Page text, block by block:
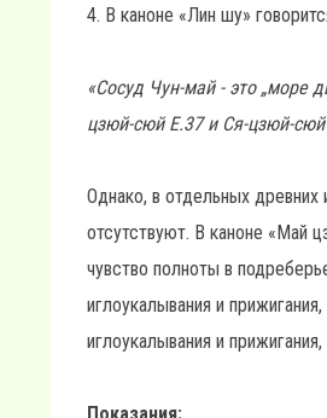
4. В каноне «Лин шу»
«Сосуд Чун-май - это „море
цзюй-сюй Е.37 и Ся-цзюй-сюй
Однако, в отдельных
отсутствуют. В каноне «Май
чувство полноты в
иглоукалывания и
иглоукалывания и